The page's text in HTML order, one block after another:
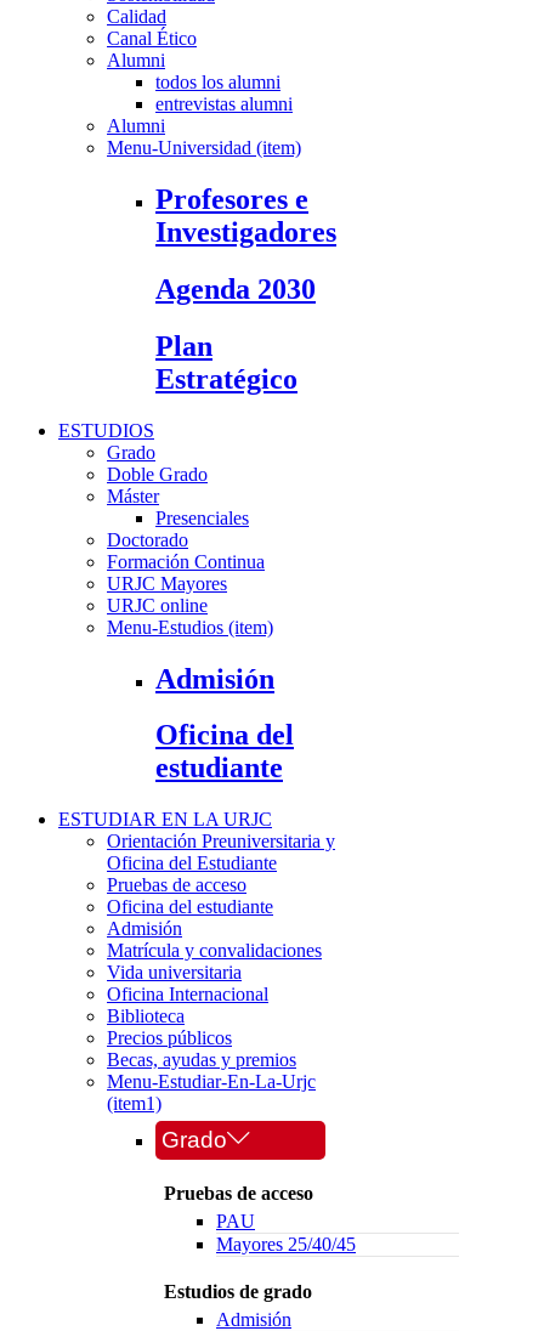
Calidad
Canal Ético
Alumni
todos los alumni
entrevistas alumni
Alumni
Menu-Universidad (item)
Profesores e
Investigadores
Agenda 2030
Plan
Estratégico
ESTUDIOS
Grado
Doble Grado
Máster
Presenciales
Doctorado
Formación Continua
URJC Mayores
URJC online
Menu-Estudios (item)
Admisión
Oficina del
estudiante
ESTUDIAR EN LA URJC
Orientación Preuniversitaria y
Oficina del Estudiante
Pruebas de acceso
Oficina del estudiante
Admisión
Matrícula y convalidaciones
Vida universitaria
Oficina Internacional
Biblioteca
Precios públicos
Becas, ayudas y premios
Menu-Estudiar-En-La-Urjc
(item1)
Grado
Pruebas de acceso
PAU
Mayores 25/40/45
Estudios de grado
Admisión